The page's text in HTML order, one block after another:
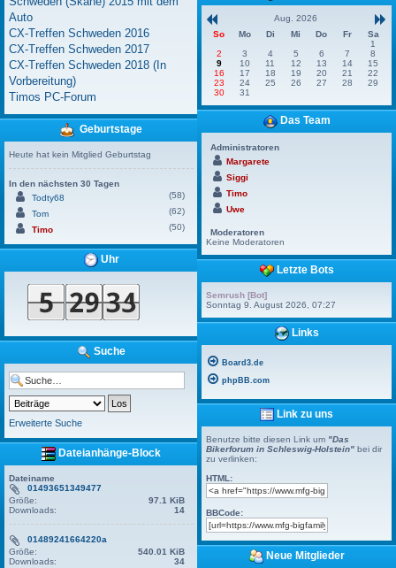
Auto
CX-Treffen Schweden 2016
CX-Treffen Schweden 2017
CX-Treffen Schweden 2018 (In
Vorbereitung)
Timos PC-Forum
Geburtstage
Heute hat kein Mitglied Geburtstag
In den nächsten 30 Tagen
Todty68
(58)
Tom
(62)
Timo
(50)
Uhr
Suche
Erweiterte Suche
Dateianhänge-Block
Dateiname
01493651349477
Größe:
97.1 KiB
Downloads:
14
01489241664220a
Größe:
540.01 KiB
Downloads:
34
Aug. 2026
So
Mo Di Mi Do Fr
Sa
1
2
3 4 5 6 7
8
9
10 11 12 13 14
15
16
17 18 19 20 21
22
23
24 25 26 27 28
29
30
31
Das Team
Administratoren
Margarete
Siggi
Timo
Uwe
Moderatoren
Keine Moderatoren
Letzte Bots
Semrush [Bot]
Sonntag 9. August 2026, 07:27
Links
Board3.de
phpBB.com
Link zu uns
Benutze bitte diesen Link um "Das
Bikerforum in Schleswig-Holstein" bei dir
zu verlinken:
HTML:
BBCode:
Neue Mitglieder